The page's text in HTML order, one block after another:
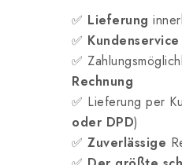
✅ Lieferung
✅ Kundenservice
✅
Rechnung
✅ Lieferung per
oder DPD)
✅ Zuverlässige